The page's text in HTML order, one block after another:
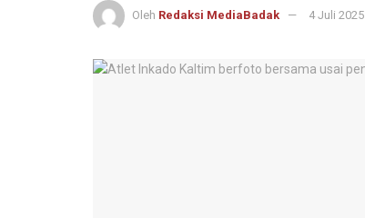
Oleh Redaksi MediaBadak 4 Juli 2025